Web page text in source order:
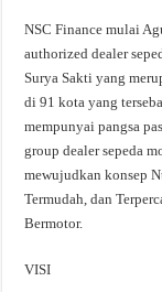
NSC Finance mulai
authorized dealer
Surya Sakti yang
di 91 kota yang
mempunyai pangsa
group dealer sepeda
mewujudkan konsep
Termudah, dan
Bermotor.
VISI